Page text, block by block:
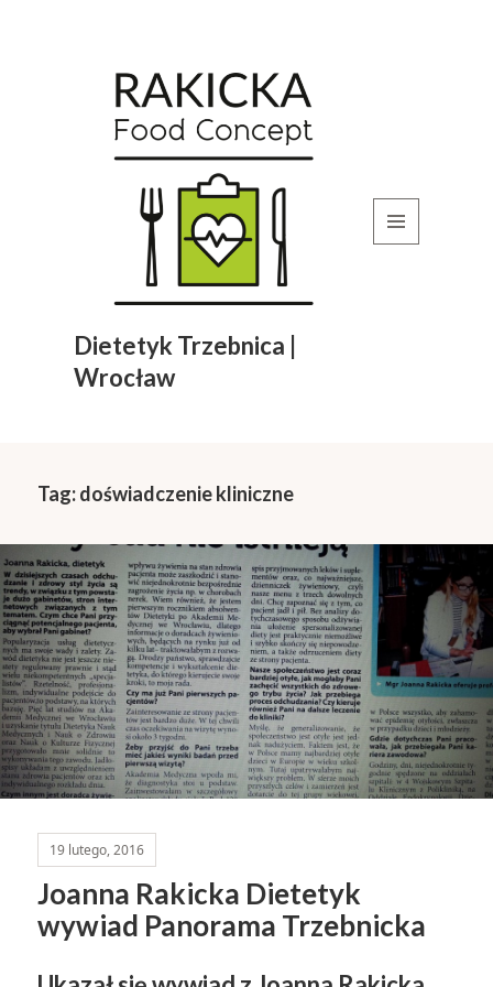
Dietetyk Trzebnica |
Wrocław
Tag:doświadczenie kliniczne
19 lutego, 2016
Joanna Rakicka Dietetyk
wywiad Panorama Trzebnicka